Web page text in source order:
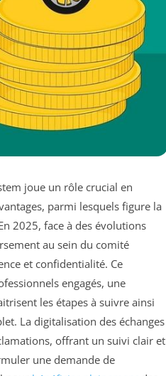
joue un rôle crucial en
parmi lesquels figure la
2025, face à des évolutions
au sein du comité
et confidentialité. Ce
engagés, une
les étapes à suivre ainsi
La digitalisation des échanges
offrant un suivi clair et
une demande de